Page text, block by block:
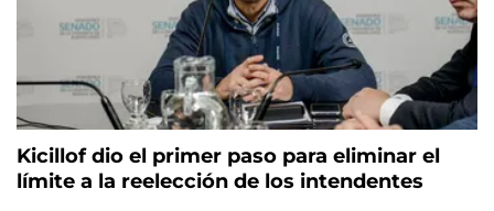
Kicillof dio el primer paso para eliminar el
límite a la reelección de los intendentes